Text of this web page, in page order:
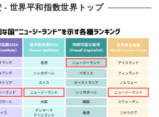
‐ 世界平和指数世界トップ